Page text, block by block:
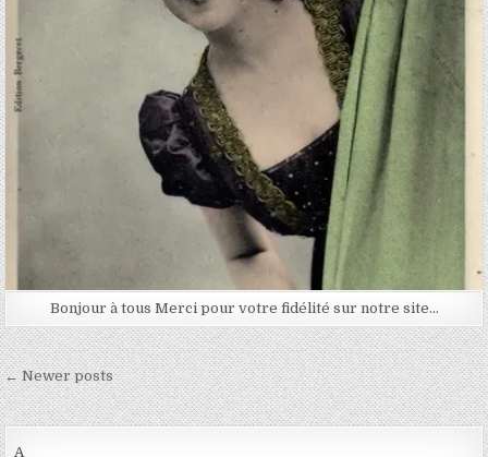
Bonjour à tous Merci pour votre fidélité sur notre site…
Navigation des articles
← Newer posts
A